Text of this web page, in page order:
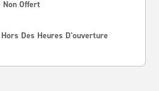
Non Offert
Des Heures D'ouverture